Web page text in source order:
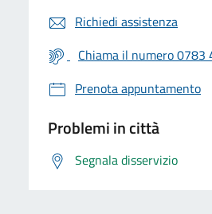
Richiedi assistenza
Chiama il numero 0783
Prenota appuntamento
Problemi in città
Segnala disservizio